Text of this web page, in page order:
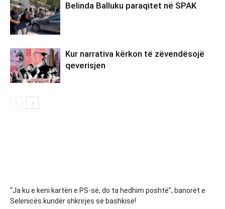
Belinda Balluku paraqitet në SPAK
Kur narrativa kërkon të zëvendësojë
qeverisjen
“Ja ku e keni kartën e PS-së, do ta hedhim poshtë”, banorët e
Selenicës kundër shkrirjes së bashkisë!